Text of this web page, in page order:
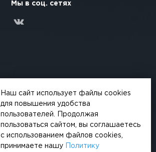
Мы в соц. сетях
Наш сайт использует файлы cookies
для повышения удобства
пользователей. Продолжая
пользоваться сайтом, вы соглашаетесь
с использованием файлов cookies,
принимаете нашу
Политику